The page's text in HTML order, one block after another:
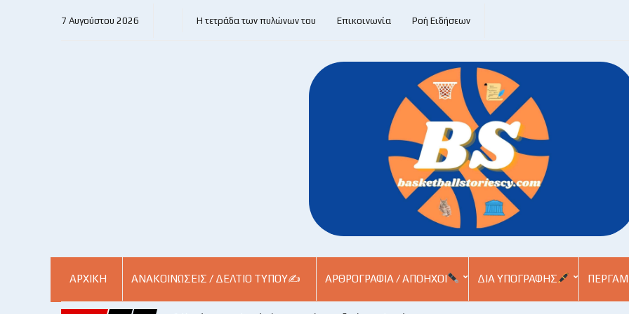
7 Αυγούστου 2026 Η τετράδα των πυλώνων του Επικοινωνία Ροή Ειδήσεων
ΑΡΧΙΚΗ ΑΝΑΚΟΙΝΏΣΕΙΣ / ΔΕΛΤΊΟ ΤΎΠΟΥ✍ ΑΡΘΡΟΓΡΑΦΊΑ / ΑΠΌΗΧΟΙ ΔΙΑ ΥΠΟΓΡΑΦΉΣ